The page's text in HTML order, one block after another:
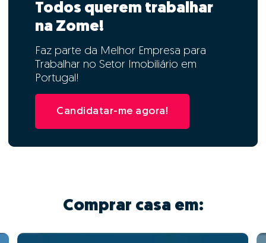
Todos querem trabalhar
na Zome!
Faz parte da Melhor Empresa para
Trabalhar no Setor Imobiliário em
Portugal!
Candidatar-me agora!
Comprar casa em: